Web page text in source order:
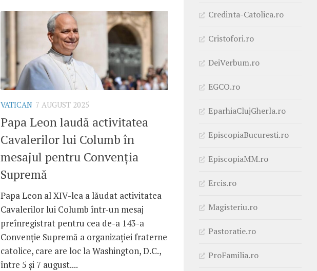
VATICAN 7 AUGUST 2025
Papa Leon laudă activitatea
Cavalerilor lui Columb în
mesajul pentru Convenția
Supremă
Papa Leon al XIV-lea a lăudat activitatea
Cavalerilor lui Columb într-un mesaj
preînregistrat pentru cea de-a 143-a
Convenție Supremă a organizației fraterne
catolice, care are loc la Washington, D.C.,
între 5 și 7 august....
Credinta-Catolica.ro
Cristofori.ro
DeiVerbum.ro
EGCO.ro
EparhiaClujGherla.ro
EpiscopiaBucuresti.ro
EpiscopiaMM.ro
Ercis.ro
Magisteriu.ro
Pastoratie.ro
ProFamilia.ro